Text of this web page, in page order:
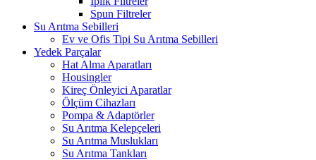
Spun Filtreler
Su Arıtma Sebilleri
Ev ve Ofis Tipi Su Arıtma Sebilleri
Yedek Parçalar
Hat Alma Aparatları
Housingler
Kireç Önleyici Aparatlar
Ölçüm Cihazları
Pompa & Adaptörler
Su Arıtma Kelepçeleri
Su Arıtma Muslukları
Su Arıtma Tankları